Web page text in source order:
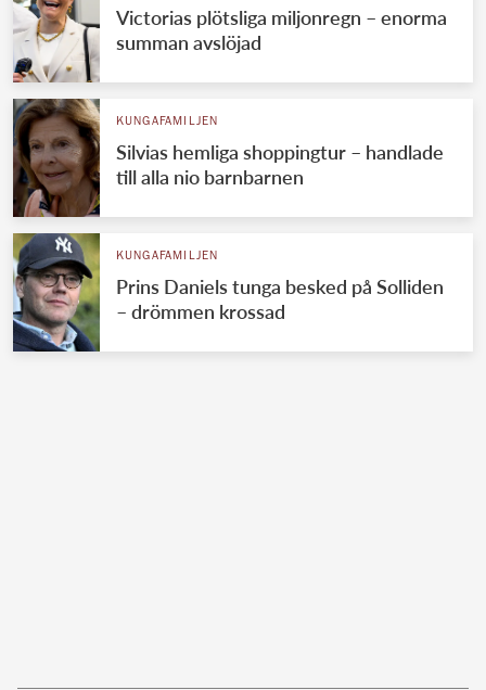
Victorias plötsliga miljonregn – enorma
summan avslöjad
KUNGAFAMILJEN
Silvias hemliga shoppingtur – handlade
till alla nio barnbarnen
KUNGAFAMILJEN
Prins Daniels tunga besked på Solliden
– drömmen krossad